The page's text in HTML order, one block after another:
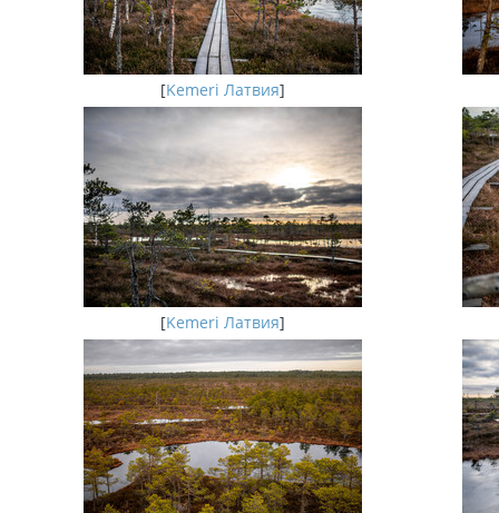
[Kemeri Латвия]
[Kemeri Латвия]